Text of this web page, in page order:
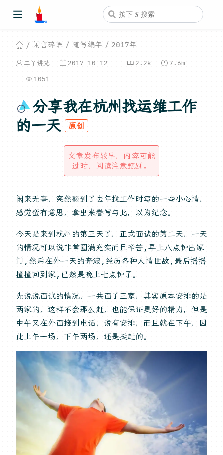
闲言碎语 随写编年 2017年
二丫讲梵 2017-10-12 2.2k 7.6m
1051
分享我在杭州找运维工作
的一天
原创
文章发布较早，内容可能
过时，阅读注意甄别。
闲来无事，突然翻到了去年找工作时写的一些小心情，
感觉蛮有意思，拿出来誊写与此，以为纪念。
今天是来到杭州的第三天了，正式面试的第二天，一天
的情况可以说非常圆满充实而且辛苦,早上八点钟出家
门,然后在外一天的奔波,经历各种人情世故,最后摇摇
撞撞回到家,已然是晚上七点钟了。
先说说面试的情况，一共面了三家，其实原本安排的是
两家的，这样不会那么赶，也能保证更好的精力，但是
中午又在外面接到电话，说有安排，而且就在下午，因
此上午一场，下午两场，还是挺赶的。